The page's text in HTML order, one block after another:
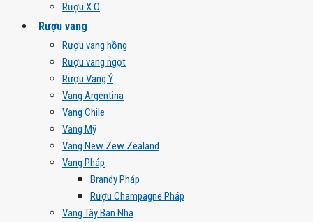
Rượu X.O
Rượu vang
Rượu vang hồng
Rượu vang ngọt
Rượu Vang Ý
Vang Argentina
Vang Chile
Vang Mỹ
Vang New Zew Zealand
Vang Pháp
Brandy Pháp
Rượu Champagne Pháp
Vang Tây Ban Nha